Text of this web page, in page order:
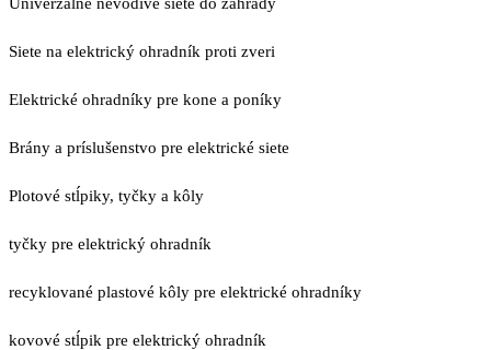
Siete na elektrický ohradník proti zveri
Elektrické ohradníky pre kone a poníky
Brány a príslušenstvo pre elektrické siete
Plotové stĺpiky, tyčky a kôly
tyčky pre elektrický ohradník
recyklované plastové kôly pre elektrické ohradníky
kovové stĺpik pre elektrický ohradník